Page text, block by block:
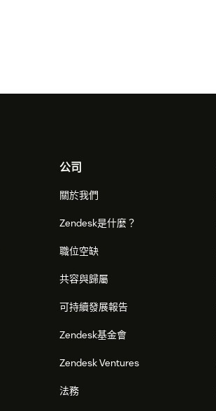
公司
關於我們
Zendesk是什麼？
職位空缺
共容與歸屬
可持續發展報告
Zendesk基金會
Zendesk Ventures
法務